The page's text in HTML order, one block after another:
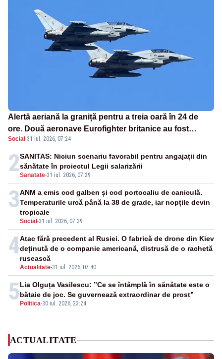
Alertă aeriană la graniță pentru a treia oară în 24 de
ore. Două aeronave Eurofighter britanice au fost
ridicate de la sol
Social ·31 iul. 2026, 07:24
2Sanatate-31 iul. 2026, 07:29
SANITAS: Niciun scenariu favorabil pentru angajații din
sănătate în proiectul Legii salarizării
3
Social -31 iul. 2026, 07:39
ANM a emis cod galben și cod portocaliu de caniculă.
Temperaturile urcă până la 38 de grade, iar nopțile devin
tropicale
4
Actualitate-31 iul. 2026, 07:40
Atac fără precedent al Rusiei. O fabrică de drone din Kiev
deținută de o companie americană, distrusă de o rachetă
rusească
5 Politica-30 iul. 2026, 23:24
Lia Olguța Vasilescu: ”Ce se întâmplă în sănătate este o
bătaie de joc. Se guvernează extraordinar de prost”
ACTUALITATE